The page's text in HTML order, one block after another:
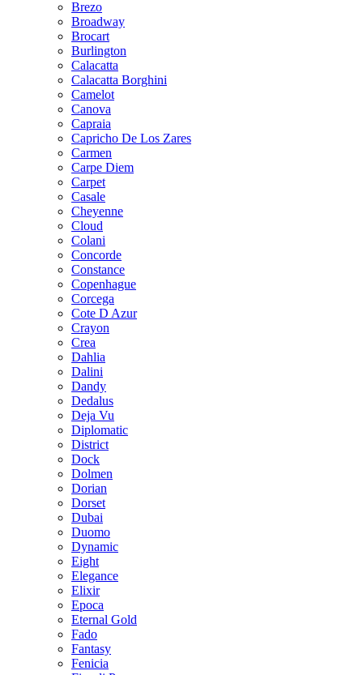
Brezo
Broadway
Brocart
Burlington
Calacatta
Calacatta Borghini
Camelot
Canova
Capraia
Capricho De Los Zares
Carmen
Carpe Diem
Carpet
Casale
Cheyenne
Cloud
Colani
Concorde
Constance
Copenhague
Corcega
Cote D Azur
Crayon
Crea
Dahlia
Dalini
Dandy
Dedalus
Deja Vu
Diplomatic
District
Dock
Dolmen
Dorian
Dorset
Dubai
Duomo
Dynamic
Eight
Elegance
Elixir
Epoca
Eternal Gold
Fado
Fantasy
Fenicia